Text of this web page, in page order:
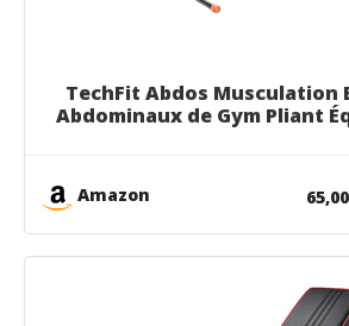
TechFit Abdos Musculation
Abdominaux de Gym Pliant
Amazon